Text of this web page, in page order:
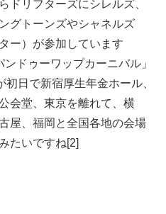
ドリフターズにシレルズ、
グトーンズやシャネルズ
ー）が参加しています
ンドゥーワップカーニバル」
初日で新宿厚生年金ホール、
会堂、東京を離れて、横
屋、福岡と全国各地の会場
たいですね[2]